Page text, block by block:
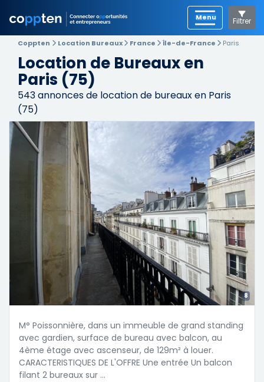
Filtrer
Coppten Location Bureaux France Île-de-France Paris
Location de Bureaux en
Paris (75)
543annonces de location de bureaux en Paris
(75)
8
M° Poissonnière, dans un immeuble de grand standing
avec gardien, surface de bureau avec balcon, au
4ème étage avec ascenseur, de 129m² à louer.
CARACTERISTIQUES DE L'OFFRE Une entrée Un balcon
filant 2 bureaux sur …